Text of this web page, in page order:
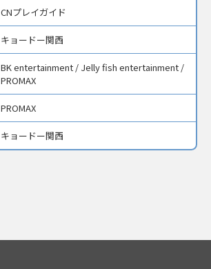
CNプレイガイド
キョードー関西
BK entertainment / Jelly fish entertainment /
PROMAX
PROMAX
キョードー関西